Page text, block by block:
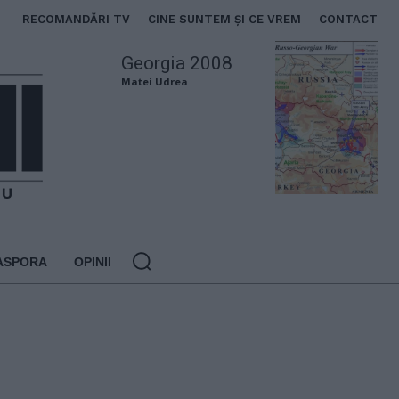
RECOMANDĂRI TV CINE SUNTEM ȘI CE VREM CONTACT
Georgia 2008
Matei Udrea
OPINII